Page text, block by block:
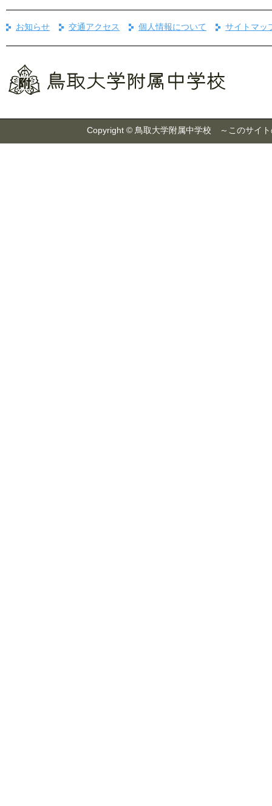
お知らせ 交通アクセス 個人情報について サイトマッ
Copyright © 鳥取大学附属中学校 ～このサイト